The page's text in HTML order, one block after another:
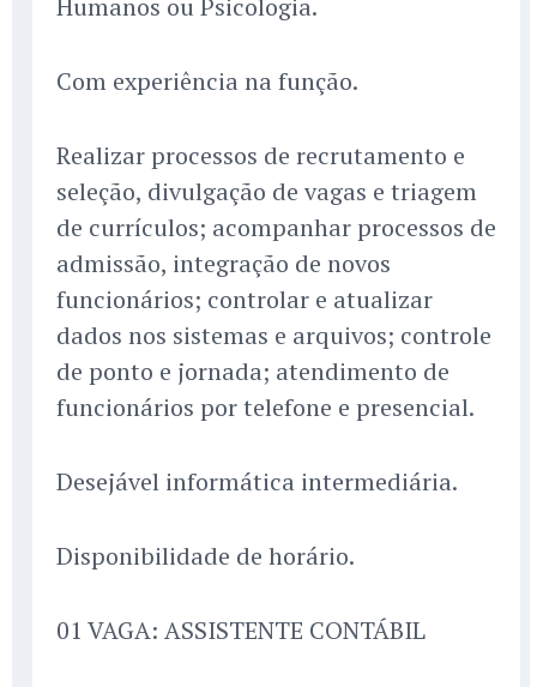
Humanos ou Psicologia.
Com experiência na função.
Realizar processos de recrutamento e
seleção, divulgação de vagas e triagem
de currículos; acompanhar processos de
admissão, integração de novos
funcionários; controlar e atualizar
dados nos sistemas e arquivos; controle
de ponto e jornada; atendimento de
funcionários por telefone e presencial.
Desejável informática intermediária.
Disponibilidade de horário.
01 VAGA: ASSISTENTE CONTÁBIL